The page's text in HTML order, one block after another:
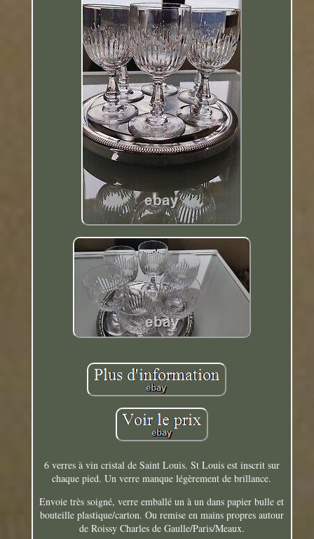
6 verres à vin cristal de Saint Louis. St Louis est inscrit sur
chaque pied. Un verre manque légèrement de brillance.
Envoie très soigné, verre emballé un à un dans papier bulle et
bouteille plastique/carton. Ou remise en mains propres autour
de Roissy Charles de Gaulle/Paris/Meaux.